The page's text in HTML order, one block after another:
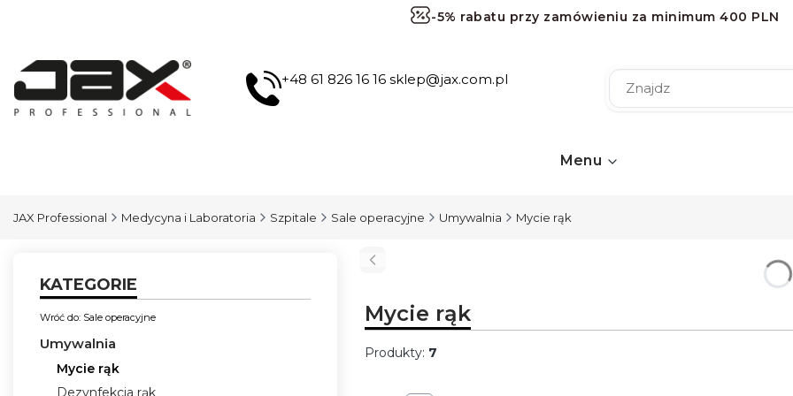
-5% rabatu przy zamówieniu za minimum 400 PLN
-15% rabatu przy zamówieniu za minimum 2000 PLN
Darmowa dostawa przy zamówieniu za minimum 120
+48 61 826 16 16 sklep@jax.com.pl
Menu
JAX Professional Medycyna i Laboratoria Szpitale Sale operacyjne Umywalnia Mycie rąk
KATEGORIE
Wróć do: Sale operacyjne
Umywalnia
Mycie rąk
Dezynfekcja rąk
Mycie rąk
Produkty: 7